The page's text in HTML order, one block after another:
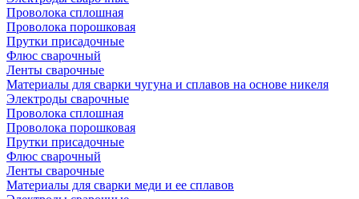
Проволока сплошная
Проволока порошковая
Прутки присадочные
Флюс сварочный
Ленты сварочные
Материалы для сварки чугуна и сплавов на основе никеля
Электроды сварочные
Проволока сплошная
Проволока порошковая
Прутки присадочные
Флюс сварочный
Ленты сварочные
Материалы для сварки меди и ее сплавов